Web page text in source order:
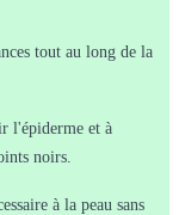
tout au long de la
l'épiderme et à
noirs.
à la peau sans